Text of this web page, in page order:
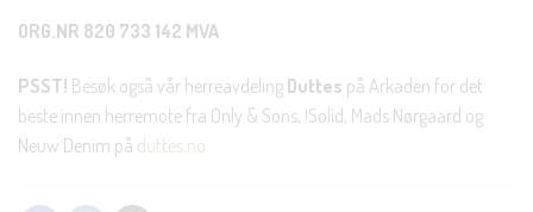
ORG.NR 820 733 142 MVA
PSST! Besøk også vår herreavdeling Duttes på Arkaden for det
beste innen herremote fra Only & Sons, !Solid, Mads Nørgaard og
Neuw Denim på duttes.no